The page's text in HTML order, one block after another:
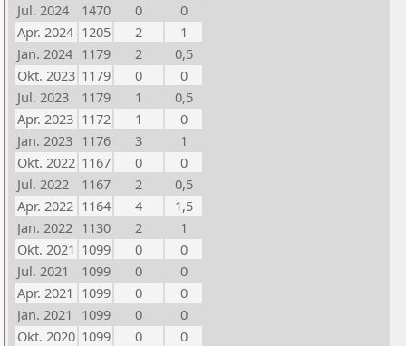
Jul. 2024
1470 0
0
Apr. 2024 1205 2
1
Jan. 2024 1179 2
0,5
Okt. 2023 1179 0
0
Jul. 2023
1179 1
0,5
Apr. 2023 1172 1
0
Jan. 2023 1176 3
1
Okt. 2022 1167 0
0
Jul. 2022
1167 2
0,5
Apr. 2022 1164 4
1,5
Jan. 2022 1130 2
1
Okt. 2021 1099 0
0
Jul. 2021
1099 0
0
Apr. 2021 1099 0
0
Jan. 2021
1099 0
0
Okt. 2020 1099 0
0